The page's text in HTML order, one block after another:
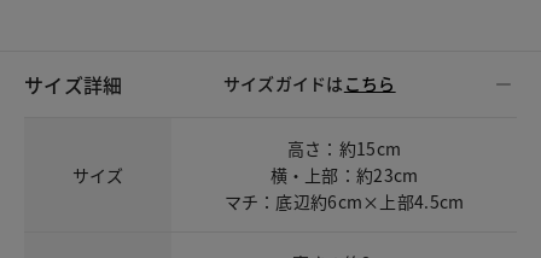
サイズ詳細 サイズガイドは こちら
サイズ
高さ：約15cm
横・上部：約23cm
マチ：底辺約6cm×上部4.5cm